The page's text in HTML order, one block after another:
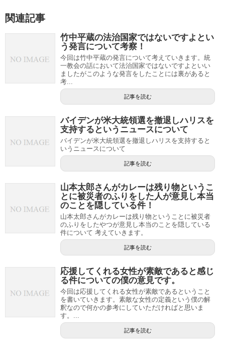
関連記事
竹中平蔵の法治国家ではないですよとい
う発言について考察！
今回は竹中平蔵の発言について考えていきます。統
一教会の話において法治国家ではないですよといい
ましたがこのような発言をしたことには裏があると
考...
記事を読む
バイデンが米大統領選を撤退しハリスを
支持するというニュースについて
バイデンが米大統領選を撤退しハリスを支持すると
いうニュースについて
記事を読む
山本太郎さんがカレーは残り物というこ
とに被災者のふりをした人が意見し本当
のことを隠している件！
山本太郎さんがカレーは残り物ということに被災者
のふりをしたやつが意見し本当のことを隠している
件について 考えていきます。
記事を読む
応援してくれる女性が素敵であると感じ
る件についての僕の意見です。
今回は応援してくれる女性が素敵であるということ
を書いていきます。素敵な女性の定義という僕の解
釈なので何かの参考にしていただければと思いま
す。...
記事を読む